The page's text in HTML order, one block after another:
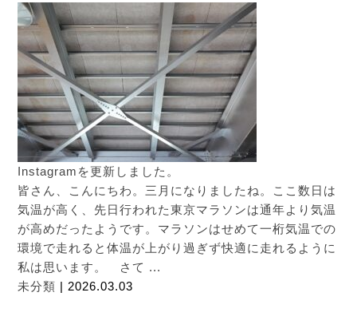
Instagramを更新しました。
皆さん、こんにちわ。三月になりましたね。ここ数日は
気温が高く、先日行われた東京マラソンは通年より気温
が高めだったようです。マラソンはせめて一桁気温での
環境で走れると体温が上がり過ぎず快適に走れるように
私は思います。 さて ...
未分類 | 2026.03.03